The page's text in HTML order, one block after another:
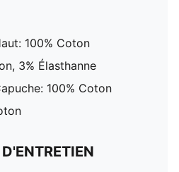
100% Coton
3% Élasthanne
100% Coton